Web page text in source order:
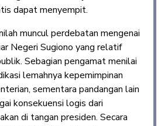
dapat menyempit.
muncul perdebatan mengenai
Negeri Sugiono yang relatif
Sebagian pengamat menilai
lemahnya kepemimpinan
sementara pandangan lain
konsekuensi logis dari
di tangan presiden. Secara